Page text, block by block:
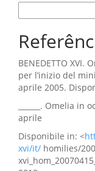
BENEDETTO XVI.
per l’inizio del
aprile 2005.
______. Omelia
aprile
Disponibile in: <
xvi/it/ homilies/